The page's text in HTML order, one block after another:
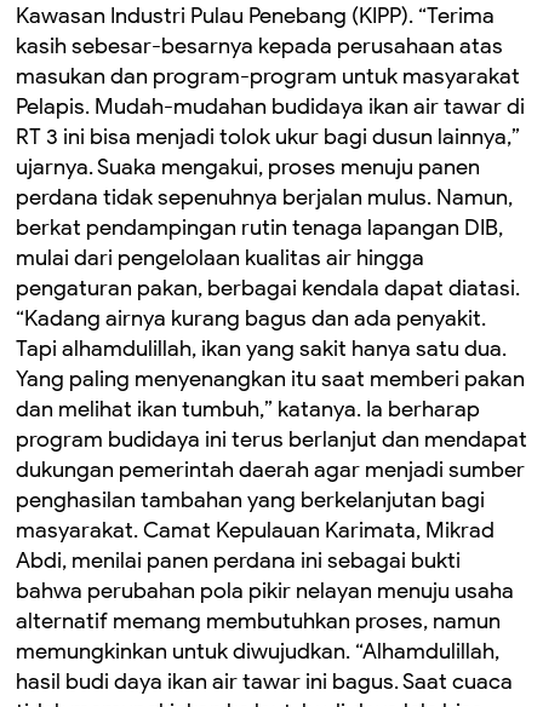
Kawasan Industri Pulau Penebang (KIPP). “Terima
kasih sebesar-besarnya kepada perusahaan atas
masukan dan program-program untuk masyarakat
Pelapis. Mudah-mudahan budidaya ikan air tawar di
RT 3 ini bisa menjadi tolok ukur bagi dusun lainnya,”
ujarnya. Suaka mengakui, proses menuju panen
perdana tidak sepenuhnya berjalan mulus. Namun,
berkat pendampingan rutin tenaga lapangan DIB,
mulai dari pengelolaan kualitas air hingga
pengaturan pakan, berbagai kendala dapat diatasi.
“Kadang airnya kurang bagus dan ada penyakit.
Tapi alhamdulillah, ikan yang sakit hanya satu dua.
Yang paling menyenangkan itu saat memberi pakan
dan melihat ikan tumbuh,” katanya. Ia berharap
program budidaya ini terus berlanjut dan mendapat
dukungan pemerintah daerah agar menjadi sumber
penghasilan tambahan yang berkelanjutan bagi
masyarakat. Camat Kepulauan Karimata, Mikrad
Abdi, menilai panen perdana ini sebagai bukti
bahwa perubahan pola pikir nelayan menuju usaha
alternatif memang membutuhkan proses, namun
memungkinkan untuk diwujudkan. “Alhamdulillah,
hasil budi daya ikan air tawar ini bagus. Saat cuaca